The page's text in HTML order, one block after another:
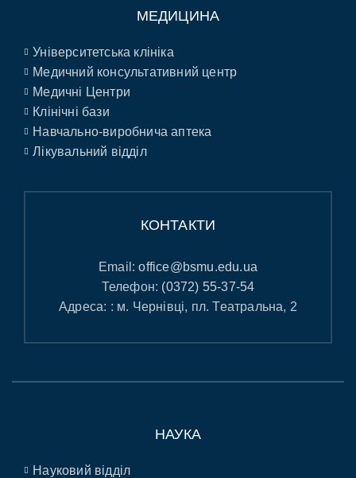
МЕДИЦИНА
Університетська клініка
Медичний консультативний центр
Медичні Центри
Клінічні бази
Навчально-виробнича аптека
Лікувальний відділ
КОНТАКТИ
Email:office@bsmu.edu.ua
Телефон: (0372) 55-37-54
Адреса: : м. Чернівці, пл. Театральна, 2
НАУКА
Науковий відділ